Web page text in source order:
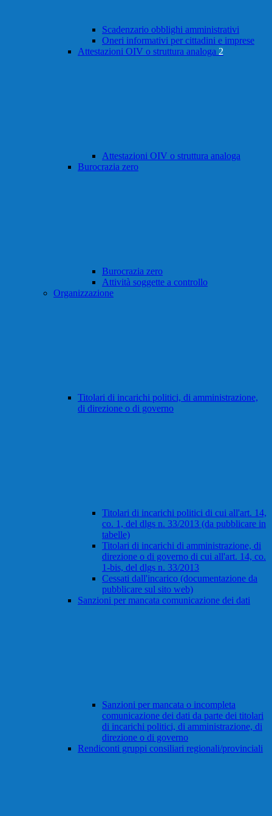
Scadenzario obblighi amministrativi
Oneri informativi per cittadini e imprese
Attestazioni OIV o struttura analoga 2
Attestazioni OIV o struttura analoga
Burocrazia zero
Burocrazia zero
Attività soggette a controllo
Organizzazione
Titolari di incarichi politici, di amministrazione,
di direzione o di governo
Titolari di incarichi politici di cui all'art. 14,
co. 1, del dlgs n. 33/2013 (da pubblicare in
tabelle)
Titolari di incarichi di amministrazione, di
direzione o di governo di cui all'art. 14, co.
1-bis, del dlgs n. 33/2013
Cessati dall'incarico (documentazione da
pubblicare sul sito web)
Sanzioni per mancata comunicazione dei dati
Sanzioni per mancata o incompleta
comunicazione dei dati da parte dei titolari
di incarichi politici, di amministrazione, di
direzione o di governo
Rendiconti gruppi consiliari regionali/provinciali